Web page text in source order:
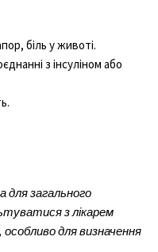
біль у животі.
з інсуліном або
для загального
з лікарем
для визначення